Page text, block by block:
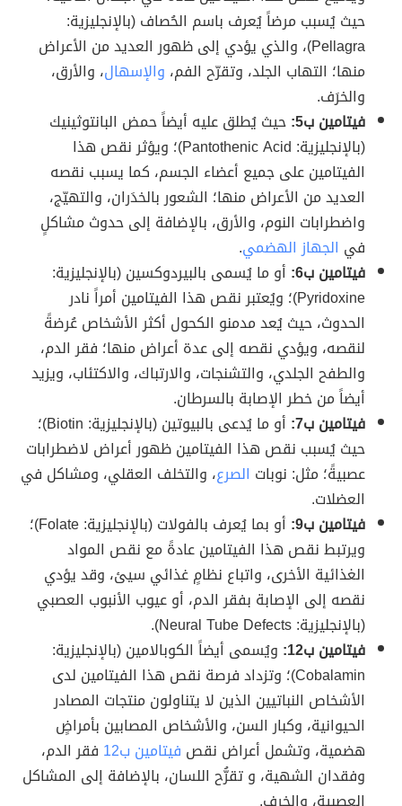
حيث يُسبب مرضاً يُعرف باسم الحُصاف (بالإنجليزية:
Pellagra)، والذي يؤدي إلى ظهور العديد من الأعراض
منها؛ التهاب الجلد، وتقرّح الفم، والإسهال، والأرق،
والخرَف.
فيتامين ب5:
حيث يُطلق عليه أيضاً حمض البانتوثينيك
(بالإنجليزية: Pantothenic Acid)؛ ويؤثر نقص هذا
الفيتامين على جميع أعضاء الجسم، كما يسبب نقصه
العديد من الأعراض منها؛ الشعور بالخدَران، والتهيّج،
واضطرابات النوم، والأرق، بالإضافة إلى حدوث مشاكلٍ
في الجهاز الهضمي.
فيتامين ب6:
أو ما يُسمى بالبيردوكسين (بالإنجليزية:
Pyridoxine)؛ ويُعتبر نقص هذا الفيتامين أمراً نادر
الحدوث، حيث يُعد مدمنو الكحول أكثر الأشخاص عُرضةً
لنقصه، ويؤدي نقصه إلى عدة أعراض منها؛ فقر الدم،
والطفح الجلدي، والتشنجات، والارتباك، والاكتئاب، ويزيد
أيضاً من خطر الإصابة بالسرطان.
فيتامين ب7:
أو ما يُدعى بالبيوتين (بالإنجليزية: Biotin)؛
حيث يُسبب نقص هذا الفيتامين ظهور أعراض لاضطرابات
عصبيةً؛ مثل: نوبات الصرع، والتخلف العقلي، ومشاكل في
العضلات.
فيتامين ب9:
أو بما يُعرف بالفولات (بالإنجليزية: Folate)؛
ويرتبط نقص هذا الفيتامين عادةً مع نقص المواد
الغذائية الأخرى، واتباع نظامٍ غذائي سيئ، وقد يؤدي
نقصه إلى الإصابة بفقر الدم، أو عيوب الأنبوب العصبي
(بالإنجليزية: Neural Tube Defects).
فيتامين ب12:
ويُسمى أيضاً الكوبالامين (بالإنجليزية:
Cobalamin)؛ وتزداد فرصة نقص هذا الفيتامين لدى
الأشخاص النباتيين الذين لا يتناولون منتجات المصادر
الحيوانية، وكبار السن، والأشخاص المصابين بأمراضٍ
هضمية، وتشمل أعراض نقص فيتامين ب12
فقر الدم،
وفقدان الشهية، و تقرُّح اللسان، بالإضافة إلى المشاكل